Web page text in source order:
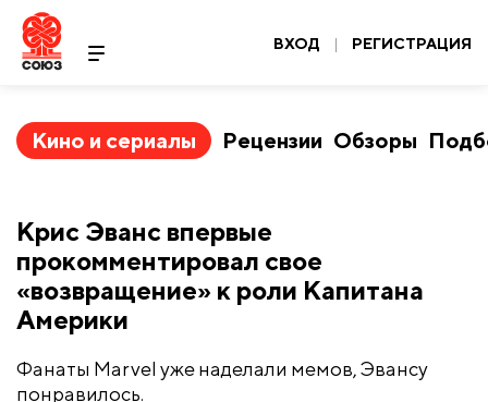
ВХОД | РЕГИСТРАЦИЯ
Кино и сериалы Рецензии Обзоры
Крис Эванс впервые
прокомментировал свое
«возвращение» к роли Капитана
Америки
Фанаты Marvel уже наделали мемов, Эвансу
понравилось.